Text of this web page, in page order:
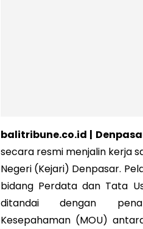
balitribune.co.id |
secara resmi menjalin kerja
Negeri (Kejari) Denpasar.
bidang Perdata dan Tata
ditandai dengan
Kesepahaman (MOU)